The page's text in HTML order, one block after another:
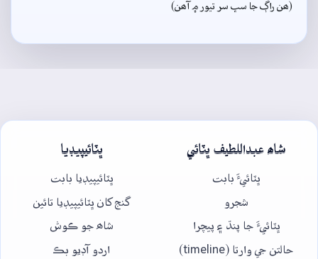
(ھن راڳ جا سڀ سر تيور ۾ آھن)
شاھ عبداللطيف ڀٽائي
ڀٽائيءَ بابت
شجرو
ڀٽائيءَ جا پنڌ ۽ پيچرا
حالتن جي وارتا (timeline)
ڀٽائيپيڊيا
ڀٽائيپيڊيا بابت
گنج کان ڀٽائيپيڊيا تائين
شاھ جو ڪوش
اردو آڊيو بڪ